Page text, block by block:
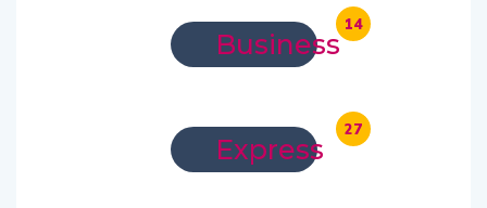
Business
14
Express
27